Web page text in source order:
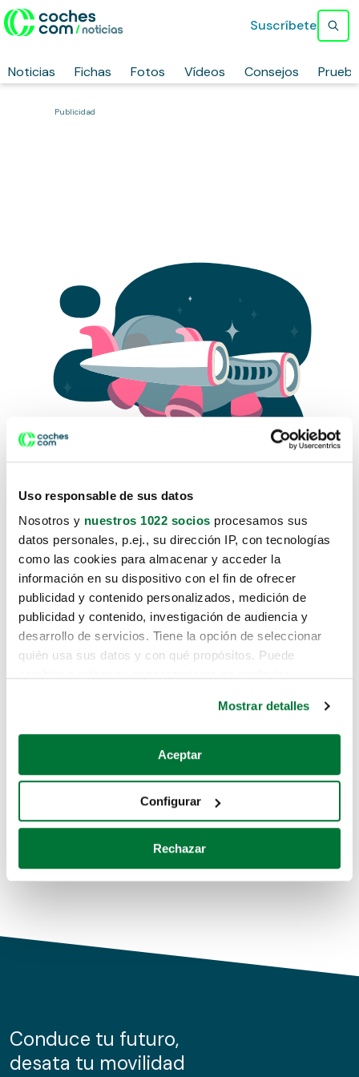
Uso responsable de sus datos
Nosotros y nuestros 1022 socios procesamos sus
datos personales, p.ej., su dirección IP, con tecnologías
como las cookies para almacenar y acceder la
información en su dispositivo con el fin de ofrecer
publicidad y contenido personalizados, medición de
publicidad y contenido, investigación de audiencia y
desarrollo de servicios. Tiene la opción de seleccionar
quién usa sus datos y con qué propósitos. Puede
Si lo permite, también quisiéramos:
Recopilar información sobre su ubicación geográfica
Identificar su dispositivo analizándolo activamente
para buscar características específicas (huellas
Obtenga más información sobre cómo se procesan sus
de cookies.
información sobre el uso que haga del sitio web con
nuestros partners de redes sociales, publicidad y análisis
Mostrar detalles
Aceptar
Configurar
Rechazar
Noticias Fichas Fotos Vídeos Consejos
Suscríbete
Publicidad
Lo sentimos, no sabemos como
te hemos traido hasta aquí.
Pero puedes encontrar el coche que estás
buscando en alguno de estos enlaces:
Coches de segunda mano
Coches de km0
Conduce tu futuro,
desata tu movilidad